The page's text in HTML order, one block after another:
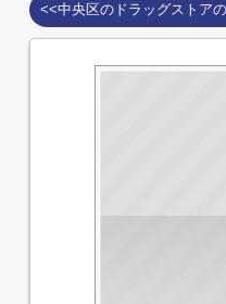
<<中央区のドラッグストア